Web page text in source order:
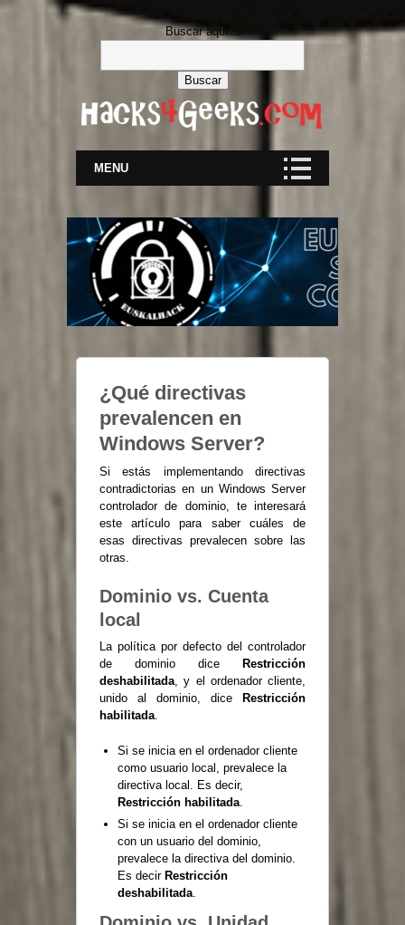
Buscar aquí...
MENU
¿Qué directivas
prevalencen en
Windows Server?
Si estás implementando directivas
contradictorias en un Windows Server
controlador de dominio, te interesará
este artículo para saber cuáles de
esas directivas prevalecen sobre las
otras.
Dominio vs. Cuenta
local
La política por defecto del controlador
de dominio dice
Restricción
deshabilitada, y el ordenador cliente,
unido al dominio, dice
Restricción
habilitada.
Si se inicia en el ordenador cliente
como usuario local, prevalece la
directiva local. Es decir,
Restricción habilitada.
Si se inicia en el ordenador cliente
con un usuario del dominio,
prevalece la directiva del dominio.
Es decir Restricción
deshabilitada.